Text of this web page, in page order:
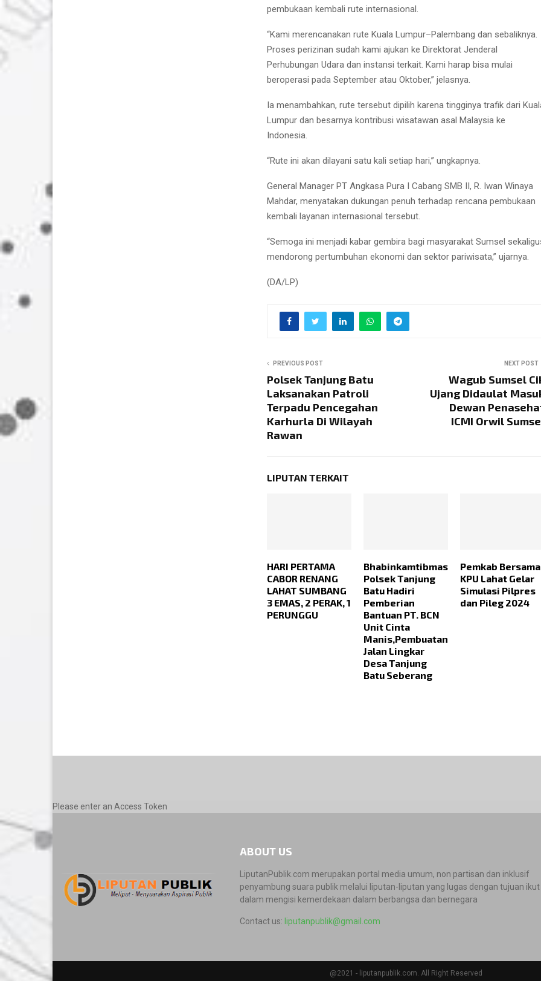
pembukaan kembali rute internasional.
“Kami merencanakan rute Kuala Lumpur–Palembang dan sebaliknya.
Proses perizinan sudah kami ajukan ke Direktorat Jenderal
Perhubungan Udara dan instansi terkait. Kami harap bisa mulai
beroperasi pada September atau Oktober,” jelasnya.
Ia menambahkan, rute tersebut dipilih karena tingginya trafik dari
Lumpur dan besarnya kontribusi wisatawan asal Malaysia ke
Indonesia.
“Rute ini akan dilayani satu kali setiap hari,” ungkapnya.
General Manager PT Angkasa Pura I Cabang SMB II, R. Iwan Winaya
Mahdar, menyatakan dukungan penuh terhadap rencana pembukaan
kembali layanan internasional tersebut.
“Semoga ini menjadi kabar gembira bagi masyarakat Sumsel
mendorong pertumbuhan ekonomi dan sektor pariwisata,” ujarnya.
(DA/LP)
PREVIOUS POST
Polsek Tanjung Batu
Laksanakan Patroli
Terpadu Pencegahan
Karhurla Di Wilayah
Rawan
NEXT POST
Wagub Sumsel
Ujang Didaulat
Dewan
ICMI Orwil
LIPUTAN TERKAIT
HARI PERTAMA
CABOR RENANG
LAHAT SUMBANG
3 EMAS, 2 PERAK, 1
PERUNGGU
Bhabinkamtibmas
Polsek Tanjung
Batu Hadiri
Pemberian
Bantuan PT. BCN
Unit Cinta
Manis,Pembuatan
Jalan Lingkar
Desa Tanjung
Batu Seberang
Pemkab Bersama
KPU Lahat Gelar
Simulasi Pilpres
dan Pileg 2024
Please enter an Access Token
ABOUT US
LiputanPublik.com merupakan portal media umum, non partisan dan inklusif
penyambung suara publik melalui liputan-liputan yang lugas dengan tujuan
dalam mengisi kemerdekaan dalam berbangsa dan bernegara
Contact us: liputanpublik@gmail.com
@2021 - liputanpublik.com. All Right Reserved